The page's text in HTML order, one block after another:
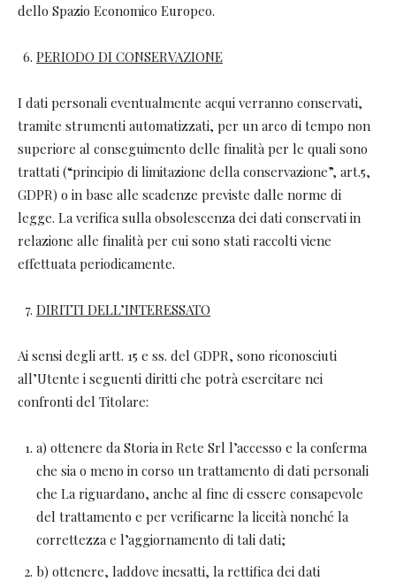
dello Spazio Economico Europeo.
PERIODO DI CONSERVAZIONE
I dati personali eventualmente acqui verranno conservati,
tramite strumenti automatizzati, per un arco di tempo non
superiore al conseguimento delle finalità per le quali sono
trattati (“principio di limitazione della conservazione”, art.5,
GDPR) o in base alle scadenze previste dalle norme di
legge. La verifica sulla obsolescenza dei dati conservati in
relazione alle finalità per cui sono stati raccolti viene
effettuata periodicamente.
DIRITTI DELL’INTERESSATO
Ai sensi degli artt. 15 e ss. del GDPR, sono riconosciuti
all’Utente i seguenti diritti che potrà esercitare nei
confronti del Titolare:
a) ottenere da Storia in Rete Srl l’accesso e la conferma
che sia o meno in corso un trattamento di dati personali
che La riguardano, anche al fine di essere consapevole
del trattamento e per verificarne la liceità nonché la
correttezza e l’aggiornamento di tali dati;
b) ottenere, laddove inesatti, la rettifica dei dati